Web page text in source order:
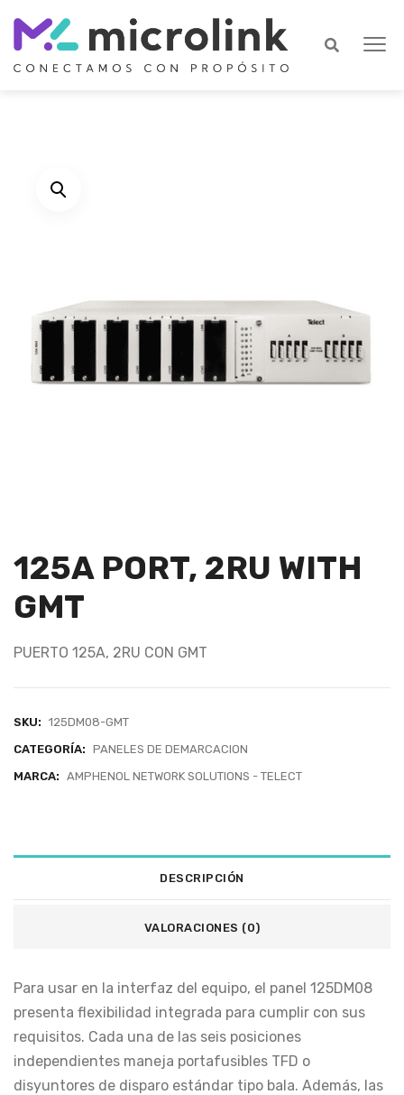
125A PORT, 2RU WITH
GMT
PUERTO 125A, 2RU CON GMT
SKU: 125DM08-GMT
CATEGORÍA: PANELES DE DEMARCACION
MARCA: AMPHENOL NETWORK SOLUTIONS - TELECT
DESCRIPCIÓN
VALORACIONES (0)
Para usar en la interfaz del equipo, el panel 125DM08
presenta flexibilidad integrada para cumplir con sus
requisitos. Cada una de las seis posiciones
independientes maneja portafusibles TFD o
disyuntores de disparo estándar tipo bala. Además, las